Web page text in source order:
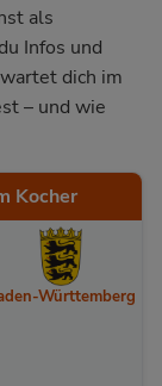
als
Infos und
dich im
– und wie
Kocher
Württemberg